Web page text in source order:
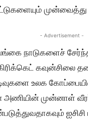
- Advertisement -
நாடுகளைச்
கிரிக்கெட்
உலக
அணியின் முன்னாள்
ஐசிசி